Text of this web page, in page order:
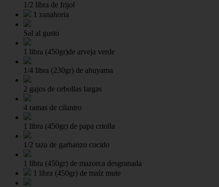
1/2 libra de frijol
1 zanahoria
Sal al gusto
1 libra (450gr)de arveja verde
1/4 libra (230gr) de ahuyama
2 gajos de cebollas largas
4 ramas de cilantro
1 libra (450gr) de papa criolla
1/2 taza de garbanzo cocido
1 libra (450gr) de mazorca desgranada
1 libra (450gr) de maíz mute